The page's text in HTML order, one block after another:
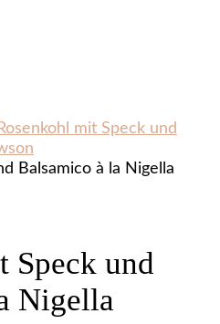
Rosenkohl mit Speck und
Speck und
Nigella